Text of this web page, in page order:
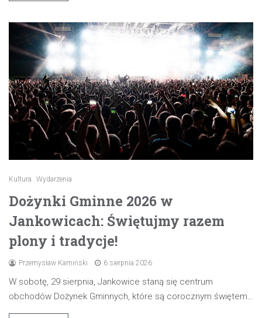
Kultura Wydarzenia
Dożynki Gminne 2026 w
Jankowicach: Świętujmy razem
plony i tradycje!
Przemysław Kamiński 6 sierpnia 2026
W sobotę, 29 sierpnia, Jankowice staną się centrum
obchodów Dożynek Gminnych, które są corocznym świętem…